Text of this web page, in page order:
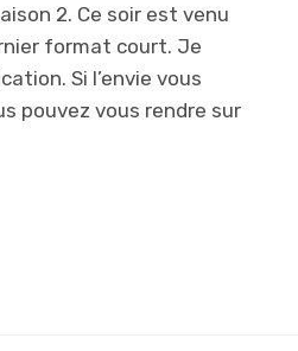
2. Ce soir est venu
format court. Je
Si l’envie vous
pouvez vous rendre sur